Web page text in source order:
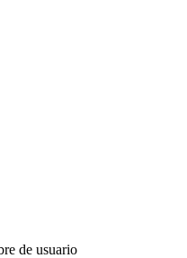
de usuario